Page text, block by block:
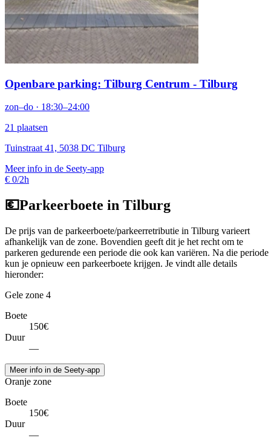
Openbare parking: Tilburg Centrum - Tilburg
zon–do · 18:30–24:00
21 plaatsen
Tuinstraat 41, 5038 DC Tilburg
Meer info in de Seety-app
€ 0/2h
💶Parkeerboete in Tilburg
De prijs van de parkeerboete/parkeerretributie in Tilburg varieert
afhankelijk van de zone. Bovendien geeft dit je het recht om te
parkeren gedurende een periode die ook kan variëren. Na die periode
kun je opnieuw een parkeerboete krijgen. Je vindt alle details
hieronder:
Gele zone 4
Boete
150€
Duur
—
Meer info in de Seety-app
Oranje zone
Boete
150€
Duur
—